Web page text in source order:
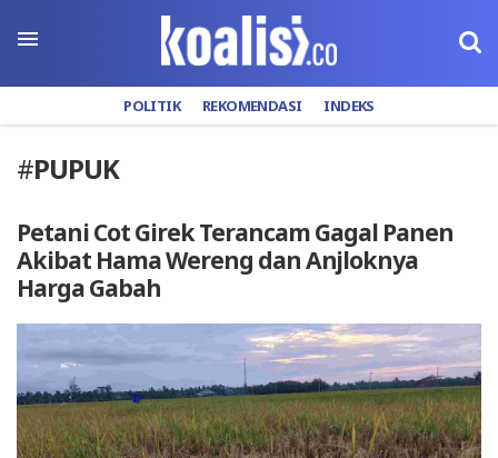
POLITIK REKOMENDASI INDEKS
#PUPUK
Petani Cot Girek Terancam Gagal Panen
Akibat Hama Wereng dan Anjloknya
Harga Gabah